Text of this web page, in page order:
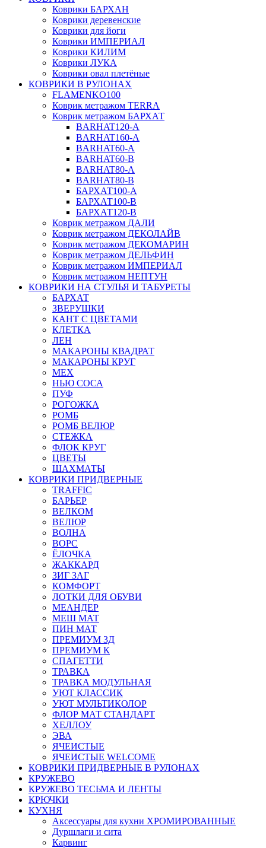
Коврики БАРХАН
Коврики деревенские
Коврики для йоги
Коврики ИМПЕРИАЛ
Коврики КИЛИМ
Коврики ЛУКА
Коврики овал плетёные
КОВРИКИ В РУЛОНАХ
FLAMENKO100
Коврик метражом TERRA
Коврик метражом БАРХАТ
BARHAT120-A
BARHAT160-A
BARHAT60-A
BARHAT60-B
BARHAT80-A
BARHAT80-B
БАРХАТ100-A
БАРХАТ100-B
БАРХАТ120-B
Коврик метражом ДАЛИ
Коврик метражом ДЕКОЛАЙВ
Коврик метражом ДЕКОМАРИН
Коврик метражом ДЕЛЬФИН
Коврик метражом ИМПЕРИАЛ
Коврик метражом НЕПТУН
КОВРИКИ НА СТУЛЬЯ И ТАБУРЕТЫ
БАРХАТ
ЗВЕРУШКИ
КАНТ С ЦВЕТАМИ
КЛЕТКА
ЛЕН
МАКАРОНЫ КВАДРАТ
МАКАРОНЫ КРУГ
МЕХ
НЬЮ СОСА
ПУФ
РОГОЖКА
РОМБ
РОМБ ВЕЛЮР
СТЕЖКА
ФЛОК КРУГ
ЦВЕТЫ
ШАХМАТЫ
КОВРИКИ ПРИДВЕРНЫЕ
TRAFFIC
БАРЬЕР
ВЕЛКОМ
ВЕЛЮР
ВОЛНА
ВОРС
ЁЛОЧКА
ЖАККАРД
ЗИГ ЗАГ
КОМФОРТ
ЛОТКИ ДЛЯ ОБУВИ
МЕАНДЕР
МЕШ МАТ
ПИН МАТ
ПРЕМИУМ 3Д
ПРЕМИУМ К
СПАГЕТТИ
ТРАВКА
ТРАВКА МОДУЛЬНАЯ
УЮТ КЛАССИК
УЮТ МУЛЬТИКОЛОР
ФЛОР МАТ СТАНДАРТ
ХЕЛЛОУ
ЭВА
ЯЧЕИСТЫЕ
ЯЧЕИСТЫЕ WELCOME
КОВРИКИ ПРИДВЕРНЫЕ В РУЛОНАХ
КРУЖЕВО
КРУЖЕВО ТЕСЬМА И ЛЕНТЫ
КРЮЧКИ
КУХНЯ
Аксессуары для кухни ХРОМИРОВАННЫЕ
Дуршлаги и сита
Карвинг